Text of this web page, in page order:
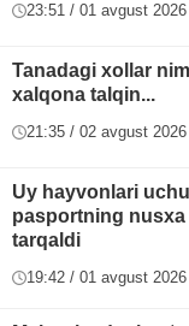
23:51 / 01 avgust 2026
Tanadagi xollar
xalqona talqin...
21:35 / 02 avgust 2026
Uy hayvonlari
pasportning nusxa
tarqaldi
19:42 / 01 avgust 2026